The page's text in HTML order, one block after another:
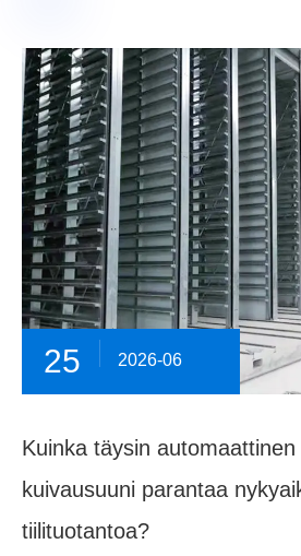
25 2026-06
Kuinka täysin automaattinen
kuivausuuni parantaa
tiilituotantoa?